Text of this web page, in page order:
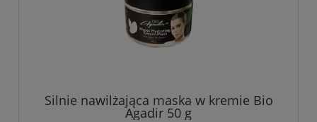
Silnie nawilżająca maska w kremie Bio
Agadir 50 g